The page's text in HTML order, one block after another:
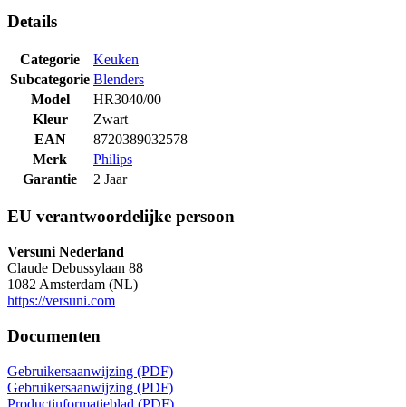
Details
Categorie
Keuken
Subcategorie Blenders
Model
HR3040/00
Kleur
Zwart
EAN
8720389032578
Merk
Philips
Garantie
2 Jaar
EU verantwoordelijke persoon
Versuni Nederland
Claude Debussylaan 88
1082 Amsterdam (NL)
https://versuni.com
Documenten
Gebruikersaanwijzing (PDF)
Gebruikersaanwijzing (PDF)
Productinformatieblad (PDF)